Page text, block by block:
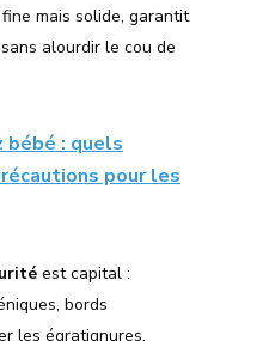
mais solide, garantit
alourdir le cou de
bébé : quels
pour les
est capital :
bords
les égratignures,